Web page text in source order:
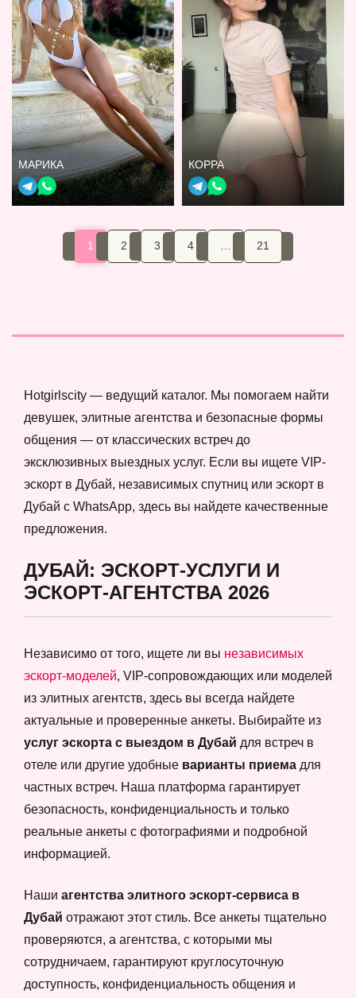
МАРИКА КОРРА
1 2 3 4 21
Hotgirlscity — ведущий каталог. Мы помогаем найти
девушек, элитные агентства и безопасные формы
общения — от классических встреч до
эксклюзивных выездных услуг. Если вы ищете VIP-
эскорт в Дубай, независимых спутниц или эскорт в
Дубай с WhatsApp, здесь вы найдете качественные
предложения.
ДУБАЙ: ЭСКОРТ-УСЛУГИ И
ЭСКОРТ-АГЕНТСТВА 2026
Независимо от того, ищете ли вы независимых
эскорт-моделей, VIP-сопровождающих или моделей
из элитных агентств, здесь вы всегда найдете
актуальные и проверенные анкеты. Выбирайте из
услуг эскорта с выездом в Дубай для встреч в
отеле или другие удобные варианты приема для
частных встреч. Наша платформа гарантирует
безопасность, конфиденциальность и только
реальные анкеты с фотографиями и подробной
информацией.
Наши агентства элитного эскорт-сервиса в
Дубай отражают этот стиль. Все анкеты тщательно
проверяются, а агентства, с которыми мы
сотрудничаем, гарантируют круглосуточную
доступность, конфиденциальность общения и